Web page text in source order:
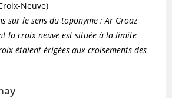
Neuve)
sur le sens du toponyme : Ar Groaz
la croix neuve est située à la limite
étaient érigées aux croisements des